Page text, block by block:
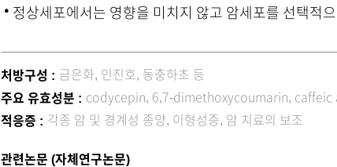
· 정상세포에서는 영향을 미치지 않고 암세포를 선택적
처방구성 : 금은화, 인진호, 동충하초 등
주요 유효성분 : codycepin, 6,7-dimethoxycoumarin, caffeic
적응증 : 각종 암 및 경계성 종양, 이형성증, 암 치료의 보조
관련논문 (자체연구논문)